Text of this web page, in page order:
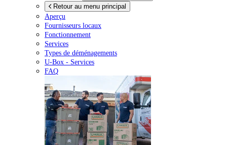
Retour au menu principal
Aperçu
Fournisseurs locaux
Fonctionnement
Services
Types de déménagements
U-Box - Services
FAQ